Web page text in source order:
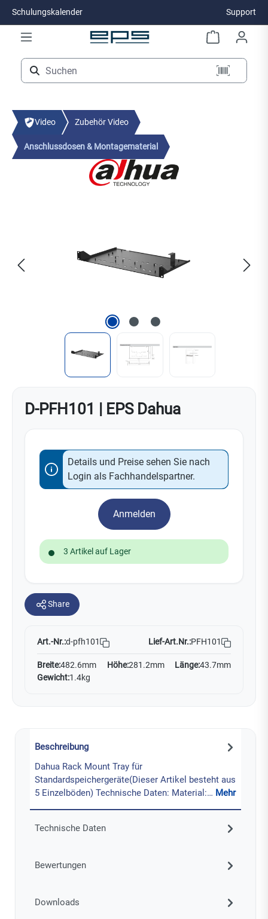
Zum Hauptinhalt springen
Schulungskalender Support
Video Zubehör Video
Anschlussdosen & Montagematerial
D-PFH101 | EPS Dahua
Details und Preise sehen Sie nach
Login als Fachhandelspartner.
Anmelden
3 Artikel auf Lager
Share
Art.-Nr.:d-pfh101 Lief-Art.Nr.:PFH101
Breite:482.6mm Höhe:281.2mm Länge:43.7mm
Gewicht:1.4kg
Beschreibung
Dahua Rack Mount Tray für
Standardspeichergeräte(Dieser Artikel besteht aus
5 Einzelböden) Technische Daten: Material:… Mehr
Technische Daten
Bewertungen
Downloads